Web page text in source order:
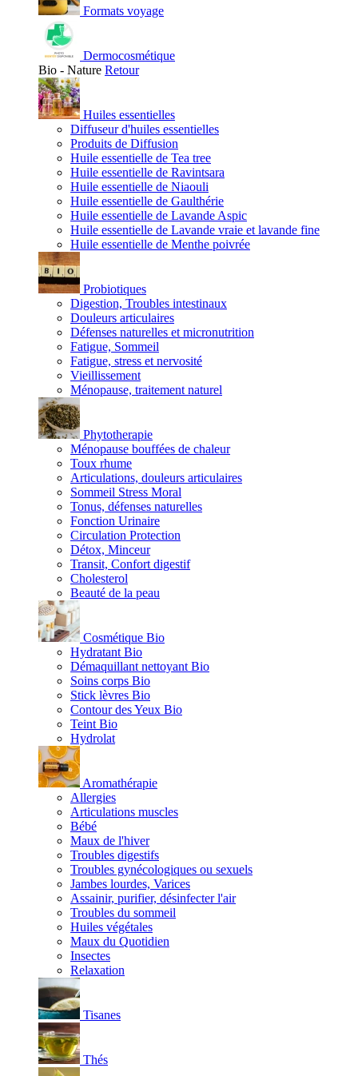
Formats voyage
Dermocosmétique
Bio - Nature Retour
Huiles essentielles
Diffuseur d'huiles essentielles
Produits de Diffusion
Huile essentielle de Tea tree
Huile essentielle de Ravintsara
Huile essentielle de Niaouli
Huile essentielle de Gaulthérie
Huile essentielle de Lavande Aspic
Huile essentielle de Lavande vraie et lavande fine
Huile essentielle de Menthe poivrée
Probiotiques
Digestion, Troubles intestinaux
Douleurs articulaires
Défenses naturelles et micronutrition
Fatigue, Sommeil
Fatigue, stress et nervosité
Vieillissement
Ménopause, traitement naturel
Phytotherapie
Ménopause bouffées de chaleur
Toux rhume
Articulations, douleurs articulaires
Sommeil Stress Moral
Tonus, défenses naturelles
Fonction Urinaire
Circulation Protection
Détox, Minceur
Transit, Confort digestif
Cholesterol
Beauté de la peau
Cosmétique Bio
Hydratant Bio
Démaquillant nettoyant Bio
Soins corps Bio
Stick lèvres Bio
Contour des Yeux Bio
Teint Bio
Hydrolat
Aromathérapie
Allergies
Articulations muscles
Bébé
Maux de l'hiver
Troubles digestifs
Troubles gynécologiques ou sexuels
Jambes lourdes, Varices
Assainir, purifier, désinfecter l'air
Troubles du sommeil
Huiles végétales
Maux du Quotidien
Insectes
Relaxation
Tisanes
Thés